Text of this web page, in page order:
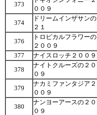
373
００９
374
ドリームインザサンの
２１
376
トロピカルフラワーの
２００９
377
ナイスロッチ２００９
378
ナイトクルーズの２０
０９
379
ナカミファンタジア２
００９
380
ナンヨーアースの２０
０９